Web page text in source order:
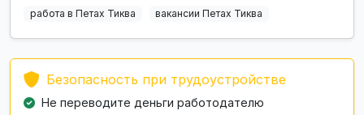
работа в Петах Тиква
вакансии Петах Тиква
Безопасность при трудоустройстве
Не переводите деньги работодателю